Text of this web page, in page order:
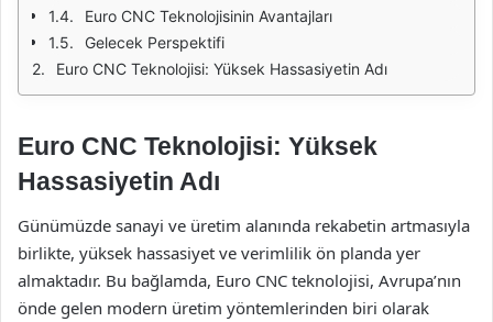
Euro CNC Teknolojisinin Avantajları
Gelecek Perspektifi
Euro CNC Teknolojisi: Yüksek Hassasiyetin Adı
Euro CNC Teknolojisi: Yüksek
Hassasiyetin Adı
Günümüzde sanayi ve üretim alanında rekabetin artmasıyla
birlikte, yüksek hassasiyet ve verimlilik ön planda yer
almaktadır. Bu bağlamda, Euro CNC teknolojisi, Avrupa’nın
önde gelen modern üretim yöntemlerinden biri olarak